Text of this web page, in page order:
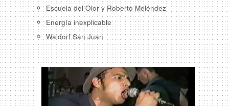
Escuela del Olor y Roberto Meléndez
Energía inexplicable
Waldorf San Juan